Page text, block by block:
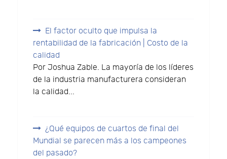
El factor oculto que impulsa la
rentabilidad de la fabricación | Costo de la
calidad
Por Joshua Zable. La mayoría de los líderes
de la industria manufacturera consideran
la calidad...
¿Qué equipos de cuartos de final del
Mundial se parecen más a los campeones
del pasado?